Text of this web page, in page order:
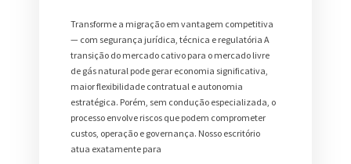
Transforme a migração em vantagem competitiva
— com segurança jurídica, técnica e regulatória A
transição do mercado cativo para o mercado livre
de gás natural pode gerar economia significativa,
maior flexibilidade contratual e autonomia
estratégica. Porém, sem condução especializada, o
processo envolve riscos que podem comprometer
custos, operação e governança. Nosso escritório
atua exatamente para